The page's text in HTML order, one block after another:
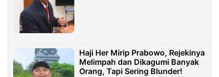
Haji Her Mirip Prabowo, Rejekinya
Melimpah dan Dikagumi Banyak
Orang, Tapi Sering Blunder!